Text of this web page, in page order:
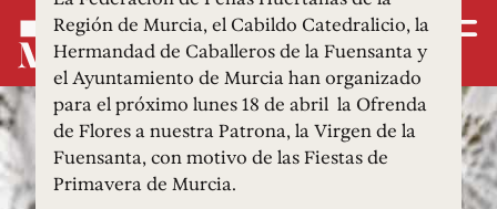
Región de Murcia, el Cabildo Catedralicio, la
Hermandad de Caballeros de la Fuensanta y
el Ayuntamiento de Murcia han organizado
para el próximo lunes 18 de abril la Ofrenda
de Flores a nuestra Patrona, la Virgen de la
Fuensanta, con motivo de las Fiestas de
Primavera de Murcia.